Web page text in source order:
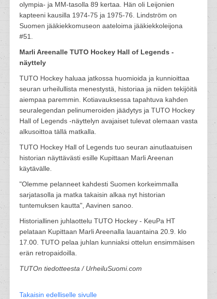
olympia- ja MM-tasolla 89 kertaa. Hän oli Leijonien
kapteeni kausilla 1974-75 ja 1975-76. Lindström on
Suomen jääkiekkomuseon aateloima jääkiekkoleijona
#51.
Marli Areenalle TUTO Hockey Hall of Legends -
näyttely
TUTO Hockey haluaa jatkossa huomioida ja kunnioittaa
seuran urheilullista menestystä, historiaa ja niiden tekijöitä
aiempaa paremmin. Kotiavauksessa tapahtuva kahden
seuralegendan pelinumeroiden jäädytys ja TUTO Hockey
Hall of Legends -näyttelyn avajaiset tulevat olemaan vasta
alkusoittoa tällä matkalla.
TUTO Hockey Hall of Legends tuo seuran ainutlaatuisen
historian näyttävästi esille Kupittaan Marli Areenan
käytävälle.
"Olemme pelanneet kahdesti Suomen korkeimmalla
sarjatasolla ja matka takaisin alkaa nyt historian
tuntemuksen kautta", Aavinen sanoo.
Historiallinen juhlaottelu TUTO Hockey - KeuPa HT
pelataan Kupittaan Marli Areenalla lauantaina 20.9. klo
17.00. TUTO pelaa juhlan kunniaksi ottelun ensimmäisen
erän retropaidoilla.
TUTOn tiedotteesta / UrheiluSuomi.com
Takaisin edelliselle sivulle